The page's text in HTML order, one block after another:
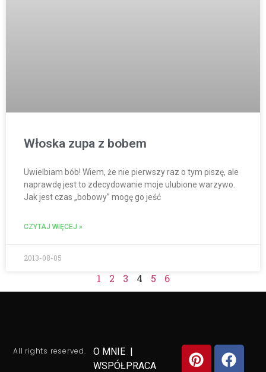
Włoska zupa z bobem
Uwielbiam bób! Wiem, że nie pierwszy raz o tym piszę, ale
naprawdę jest to zdecydowanie moje ulubione warzywo.
Jak jest czas „bobowy” mogę go jeść
CZYTAJ WIĘCEJ »
2013-08-05
1 2 3 4 5 6
All rights reserved. O MNIE
WSPÓŁPRACA